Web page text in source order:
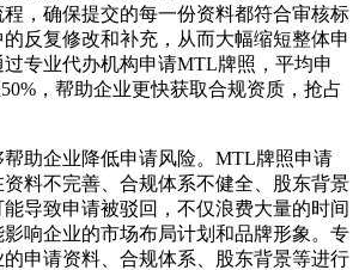
，确保提交的每一份资料都符合审核标
反复修改和补充，从而大幅缩短整体申
专业代办机构申请MTL牌照，平均申
，帮助企业更快获取合规资质，抢占
助企业降低申请风险。MTL牌照申请
料不完善、合规体系不健全、股东背景
导致申请被驳回，不仅浪费大量的时间
响企业的市场布局计划和品牌形象。专
申请资料、合规体系、股东背景等进行